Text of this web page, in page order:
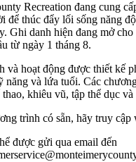
Recreation đang cung
để thúc đẩy lối sống năng
Ghi danh hiện đang mở
từ ngày 1 tháng 8.
và hoạt động được thiết kế
năng và lứa tuổi. Các
khiêu vũ, tập thể dục và
trình có sẵn, hãy truy cập
được gửi qua email đến